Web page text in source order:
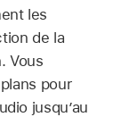
les
de la
Vous
pour
jusqu’au